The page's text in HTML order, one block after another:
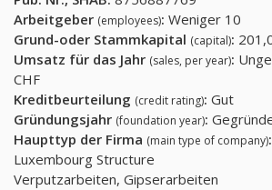
Arbeitgeber (employees): Weniger 10
Grund-oder Stammkapital (capital):
Umsatz für das Jahr (sales, per year):
CHF
Kreditbeurteilung (credit rating): Gut
Gründungsjahr (foundation year):
Haupttyp der Firma (main type of company):
Luxembourg Structure
Verputzarbeiten, Gipserarbeiten